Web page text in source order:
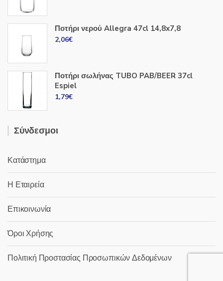
Ποτήρι νερού Allegra 47cl 14,8x7,8
2,06€
Ποτήρι σωλήνας TUBO PAB/BEER 37cl
Espiel
1,79€
Σύνδεσμοι
Κατάστημα
Η Εταιρεία
Επικοινωνία
Όροι Χρήσης
Πολιτική Προστασίας Προσωπικών Δεδομένων